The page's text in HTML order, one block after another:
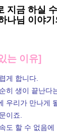
지금 하실
나님 이야
는 이유]
게 합니다.
히 생이 끝난다
우리가 만나게
이죠.
도 할 수 없음에